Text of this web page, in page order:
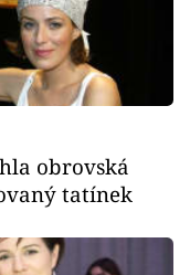
obrovská
tatínek